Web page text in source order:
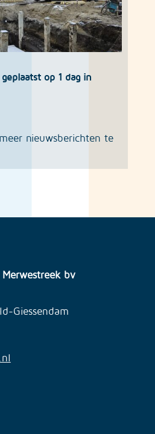
op 1 dag in
nieuwsberichten te
bv
Giessendam